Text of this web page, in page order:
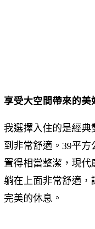
享受大空間帶來的美
我選擇入住的是經
到非常舒適。39平
置得相當整潔，現代
躺在上面非常舒適，
完美的休息。